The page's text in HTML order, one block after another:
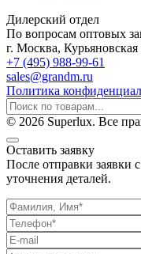
Дилерский отдел
По вопросам оптовых
г. Москва, Курьяновская
+7 (495) 988-99-61
sales@grandm.ru
Политика
© 2026 Superlux. Все
Оставить заявку
После отправки заявки
уточнения деталей.